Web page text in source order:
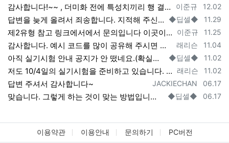
등록자
이준규 등록일
12.02
감사합니다!~~ , 더미화 전에 특성치끼리 행 결합하여서 더미 후 다시 분리하면 소팅과정이 필요없긴하더라고요
등록자
◆딥셀◆ 등록일
11.29
답변을 늦게 올려서 죄송합니다. 지적해 주신 내용이 맞습니다. 제가 좀 빼먹었네요. 정확하게 할려면 소팅을 한 번 해주면 될 것 같은데(trai…
등록자
이준규 등록일
11.25
제2유형 참고 링크에서에서 문의입니다 이곳이 조금더 최신글이라 여기 답글에 적으니 양해부탁드립니다. 원핫인코딩 (더미화) 후 train …
등록자
래리슨 등록일
11.04
감사합니다. 예시 코드를 많이 공유해 주시면 도움이 많이 될 것 같습니다. 복된 나날이 되시길 기원합니다.
등록자
◆딥셀◆ 등록일
11.02
아직 실기시험 안내 공지가 안 떴네요.(확실한 것은 안내 공지를 보고 판단해야 할 것 같습니다.) 지난 시험 공지를 우선 참고 하시는 것도 좋…
등록자
래리슨 등록일
11.02
저도 10/4일의 실기시험을 준비하고 있습니다. 많은 도움이 기대합니다. 초보자라 어떻게 기여를 할지 막막하기는 합니다만, 최선을 다하여…
등록자
JACKIECHAN 등록일
06.17
답변 주셔서 감사합니다~
등록자
◆딥셀◆ 등록일
06.17
맞습니다. 그렇게 하는 것이 맞는 방법입니다. 그런데 그렇게 해도 결과적으로 성능향상이 별로 없는 것 같습니다. 그리고 짧은 시험 시간에 쉽게…
이용약관 이용안내 문의하기 PC버전